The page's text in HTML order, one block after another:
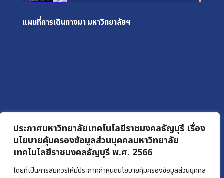
ประกาศมหาวิทยาลัยเทคโนโลยีราชมงคลธัญบุรี เรื่อง
นโยบายคุ้มครองข้อมูลส่วนบุคคลมหาวิทยาลัย
เทคโนโลยีราชมงคลธัญบุรี พ.ศ. 2566
โดยที่เป็นการสมควรให้มีประกาศกำหนดนโยบายคุ้มครองข้อมูลส่วนบุคคล
แผนที่การเดินทางมา มหาวิทยาลัยฯ